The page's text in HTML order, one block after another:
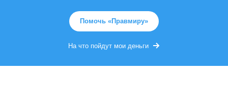
Помочь «Правмиру»
На что пойдут мои деньги